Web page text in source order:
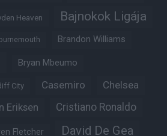
Heaven Bajnokok Ligája
Brandon Williams
Bryan Mbeumo
City Casemiro Chelsea
Eriksen Cristiano Ronaldo
Fletcher David De Gea